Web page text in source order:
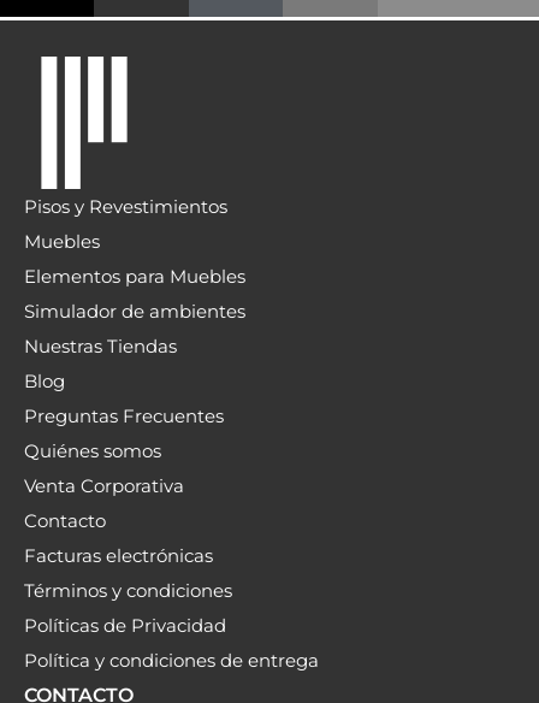
Pisos y Revestimientos
Muebles
Elementos para Muebles
Simulador de ambientes
Nuestras Tiendas
Blog
Preguntas Frecuentes
Quiénes somos
Venta Corporativa
Contacto
Facturas electrónicas
Términos y condiciones
Políticas de Privacidad
Política y condiciones de entrega
CONTACTO